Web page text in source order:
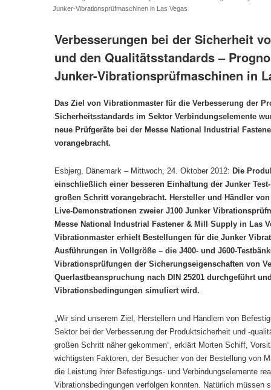
Junker-Vibrationsprüfmaschinen in Las Vegas
Verbesserungen bei der Sicherheit
und den Qualitätsstandards –
Junker-Vibrationsprüfmaschinen in
Das Ziel von Vibrationmaster für die Verbesserung der
Sicherheitsstandards im Sektor Verbindungselemente
neue Prüfgeräte bei der Messe National Industrial
vorangebracht.
Esbjerg, Dänemark – Mittwoch, 24. Oktober 2012: Die
einschließlich einer besseren Einhaltung der Junker
großen Schritt vorangebracht. Hersteller und Händler
Live-Demonstrationen zweier J100 Junker
Messe National Industrial Fastener & Mill Supply in Las
Vibrationmaster erhielt Bestellungen für die Junker
Ausführungen in Vollgröße – die J400- und J600-
Vibrationsprüfungen der Sicherungseigenschaften von
Querlastbeanspruchung nach DIN 25201 durchgeführt
Vibrationsbedingungen simuliert wird.
„Wir sind unserem Ziel, Herstellern und Händlern von
Sektor bei der Verbesserung der Produktsicherheit und -
großen Schritt näher gekommen“, erklärt Morten Schiff,
wichtigsten Faktoren, der Besucher von der Bestellung von
die Leistung ihrer Befestigungs- und Verbindungselemente
Vibrationsbedingungen verfolgen konnten. Natürlich müssen